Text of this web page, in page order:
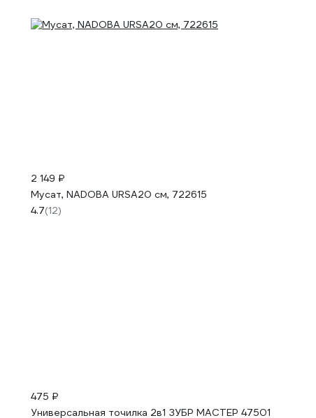
2 149 ₽
Мусат, NADOBA URSA20 см, 722615
4.7(12)
475 ₽
Универсальная точилка 2в1 ЗУБР МАСТЕР 47501